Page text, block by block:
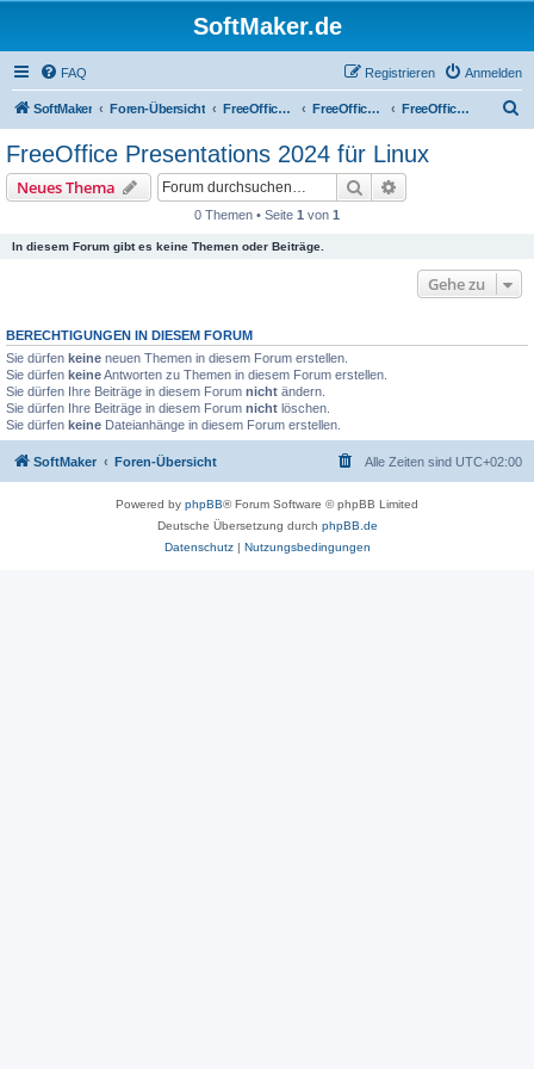
SoftMaker.de
FAQ Anmelden
Registrieren
SoftMaker Foren-Übersicht FreeOffice 2024 FreeOffice 2024 für Linux FreeOffice Presentations 2024 für Linux
FreeOffice Presentations 2024 für Linux
Neues Thema Suche
0 Themen • Seite 1 von 1
In diesem Forum gibt es keine Themen oder Beiträge.
Gehe zu
BERECHTIGUNGEN IN DIESEM FORUM
Sie dürfen keine neuen Themen in diesem Forum erstellen.
Sie dürfen keineAntworten zu Themen in diesem Forum erstellen.
Sie dürfen Ihre Beiträge in diesem Forum nicht ändern.
Sie dürfen Ihre Beiträge in diesem Forum nicht löschen.
Sie dürfen keine Dateianhänge in diesem Forum erstellen.
SoftMaker Foren-Übersicht Alle Zeiten sind UTC+02:00
Powered by phpBB® Forum Software © phpBB Limited
Deutsche Übersetzung durch phpBB.de
Datenschutz| Nutzungsbedingungen